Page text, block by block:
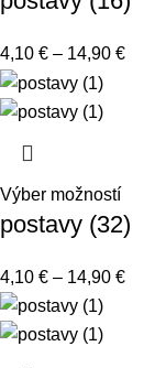
4,10 € – 14,90 €
Výber možností
postavy (32)
4,10 € – 14,90 €